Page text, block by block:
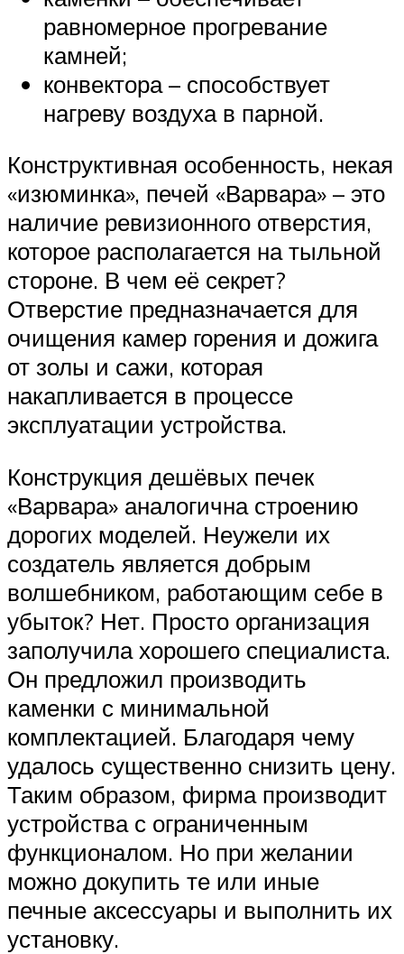
равномерное прогревание
камней;
конвектора – способствует
нагреву воздуха в парной.
Конструктивная особенность, некая
«изюминка», печей «Варвара» – это
наличие ревизионного отверстия,
которое располагается на тыльной
стороне. В чем её секрет?
Отверстие предназначается для
очищения камер горения и дожига
от золы и сажи, которая
накапливается в процессе
эксплуатации устройства.
Конструкция дешёвых печек
«Варвара» аналогична строению
дорогих моделей. Неужели их
создатель является добрым
волшебником, работающим себе в
убыток? Нет. Просто организация
заполучила хорошего специалиста.
Он предложил производить
каменки с минимальной
комплектацией. Благодаря чему
удалось существенно снизить цену.
Таким образом, фирма производит
устройства с ограниченным
функционалом. Но при желании
можно докупить те или иные
печные аксессуары и выполнить их
установку.